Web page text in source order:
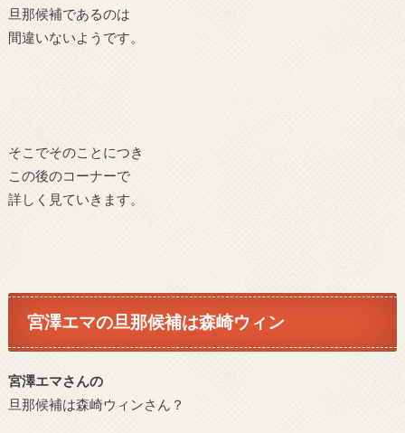
旦那候補であるのは
間違いないようです。
そこでそのことにつき
この後のコーナーで
詳しく見ていきます。
宮澤エマの旦那候補は森崎ウィン
宮澤エマさんの
旦那候補は森崎ウィンさん？